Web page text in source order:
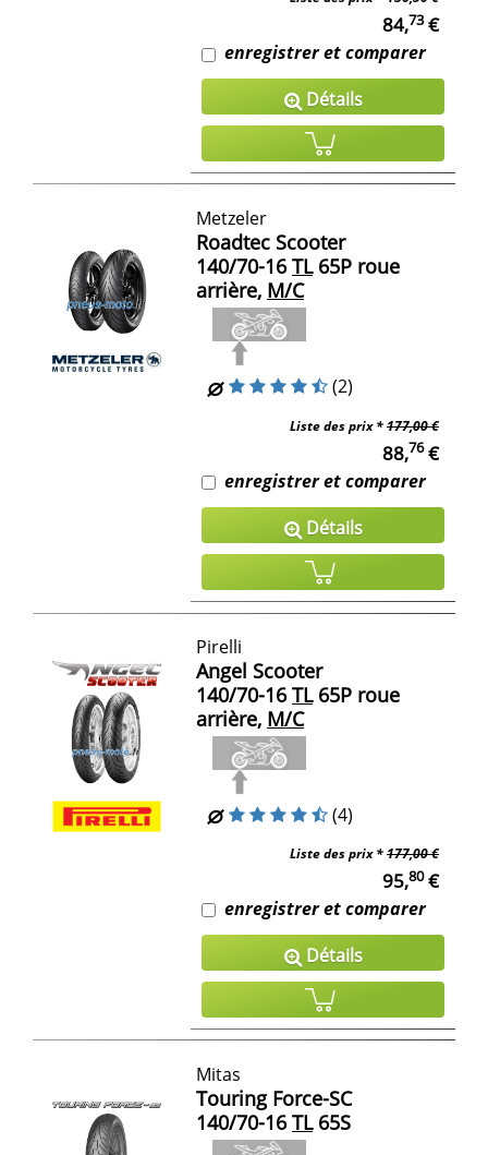
84,73€
enregistrer et comparer
Détails
Metzeler
Roadtec Scooter
140/70-16 TL65P roue
arrière, M/C
(2)
Liste des prix *177,00 €
88,76€
enregistrer et comparer
Détails
Pirelli
Angel Scooter
140/70-16 TL65P roue
arrière, M/C
(4)
Liste des prix *177,00 €
95,80€
enregistrer et comparer
Détails
Mitas
Touring Force-SC
140/70-16 TL65S